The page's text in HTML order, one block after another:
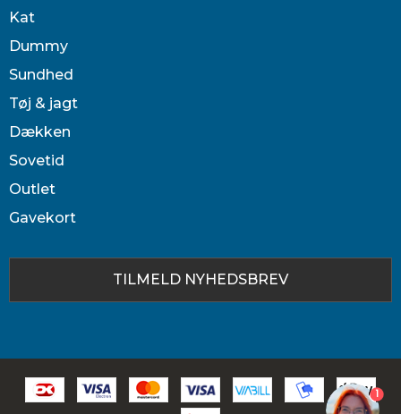
Kat
Dummy
Sundhed
Tøj & jagt
Dækken
Sovetid
Outlet
Gavekort
TILMELD NYHEDSBREV
1